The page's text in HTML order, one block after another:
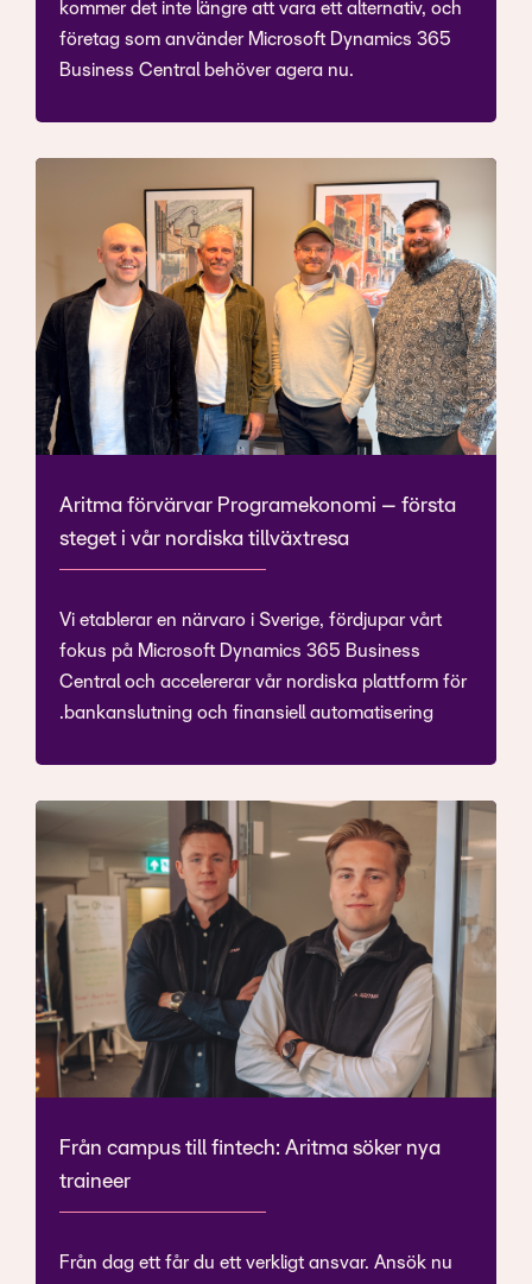
kommer det inte längre att vara ett alternativ, och
företag som använder Microsoft Dynamics 365
Business Central behöver agera nu.
Aritma förvärvar Programekonomi – första
steget i vår nordiska tillväxtresa
Vi etablerar en närvaro i Sverige, fördjupar vårt
fokus på Microsoft Dynamics 365 Business
Central och accelererar vår nordiska plattform för
bankanslutning och finansiell automatisering.
Från campus till fintech: Aritma söker nya
traineer
Från dag ett får du ett verkligt ansvar. Ansök nu